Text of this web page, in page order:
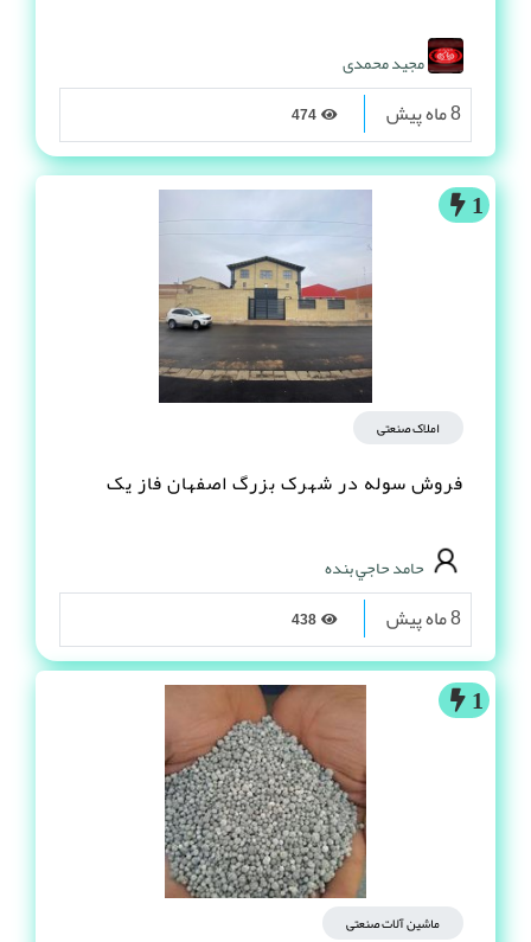
مجید محمدی
8 ماه پیش
1
املاک صنعتی
فروش سوله در شهرک بزرگ اصفهان فاز یک
حامد حاجي بنده
8 ماه پیش
1
ماشین آلات صنعتی